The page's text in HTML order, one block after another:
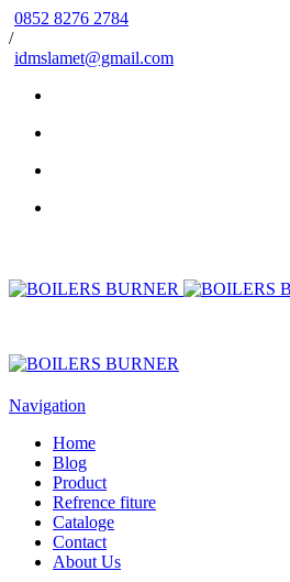
0852 8276 2784
/
idmslamet@gmail.com
Navigation
Home
Blog
Product
Refrence fiture
Cataloge
Contact
About Us